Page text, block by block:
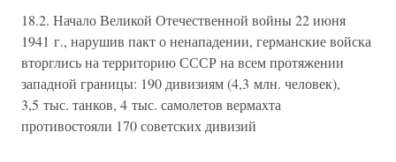
18.2. Начало Великой Отечественной войны 22 июня
1941 г., нарушив пакт о ненападении, германские войска
вторглись на территорию СССР на всем протяжении
западной границы: 190 дивизиям (4,3 млн. человек),
3,5 тыс. танков, 4 тыс. самолетов вермахта
противостояли 170 советских дивизий